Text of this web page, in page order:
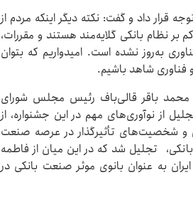
قرار داد و گفت: نکته دیگر اینکه مردم از
نظام بانکی گلایه‌مند هستند و مقررات،
به‌روز نشده است. امیدواریم که بتوان
فناوری شاهد باشیم.
محمد باقر قالی‌باف رئیس مجلس شورای
از نوآوری‌های مهم در این جشنواره، از
و شخصیت‌های تأثیرگذار در عرصه صنعت
تجلیل شد که در این میان از فاطمه
به عنوان بانوی موثر صنعت بانکی در